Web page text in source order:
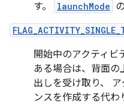
す。
launchMode
開始中のアクティビ
ある場合は、背面
出しを受け取り、
ンスを作成する代わ